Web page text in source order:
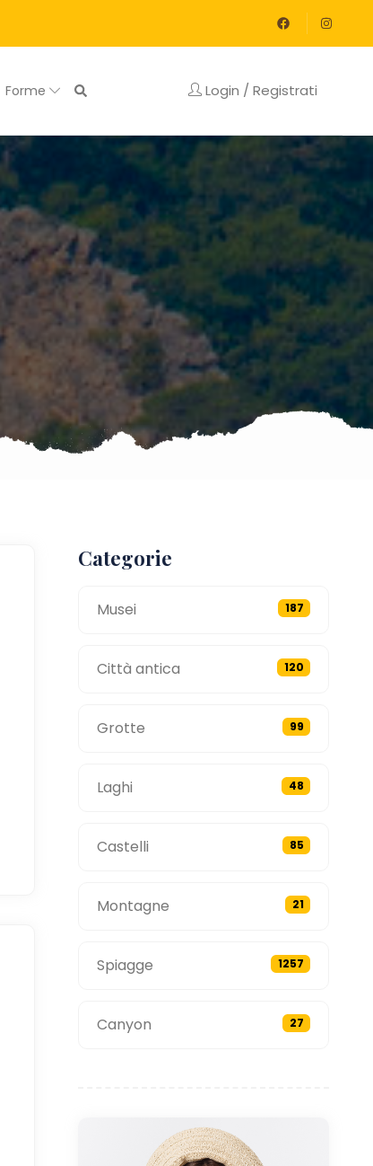
Forme Login / Registrati
Categorie
Musei 187
Città antica 120
Grotte 99
Laghi 48
Castelli 85
Montagne 21
Spiagge 1257
Canyon 27